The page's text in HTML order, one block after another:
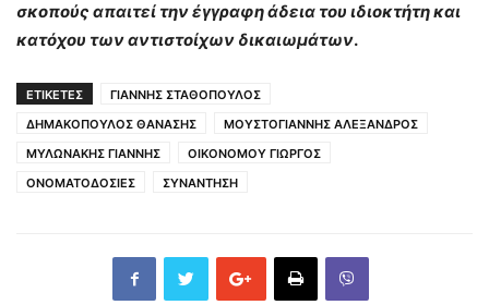
σκοπούς απαιτεί την έγγραφη άδεια του ιδιοκτήτη και
κατόχου των αντιστοίχων δικαιωμάτων.
ΕΤΙΚΕΤΕΣ
ΓΙΑΝΝΗΣ ΣΤΑΘΟΠΟΥΛΟΣ
ΔΗΜΑΚΟΠΟΥΛΟΣ ΘΑΝΑΣΗΣ
ΜΟΥΣΤΟΓΙΑΝΝΗΣ ΑΛΕΞΑΝΔΡΟΣ
ΜΥΛΩΝΑΚΗΣ ΓΙΑΝΝΗΣ
ΟΙΚΟΝΟΜΟΥ ΓΙΩΡΓΟΣ
ΟΝΟΜΑΤΟΔΟΣΙΕΣ
ΣΥΝΑΝΤΗΣΗ